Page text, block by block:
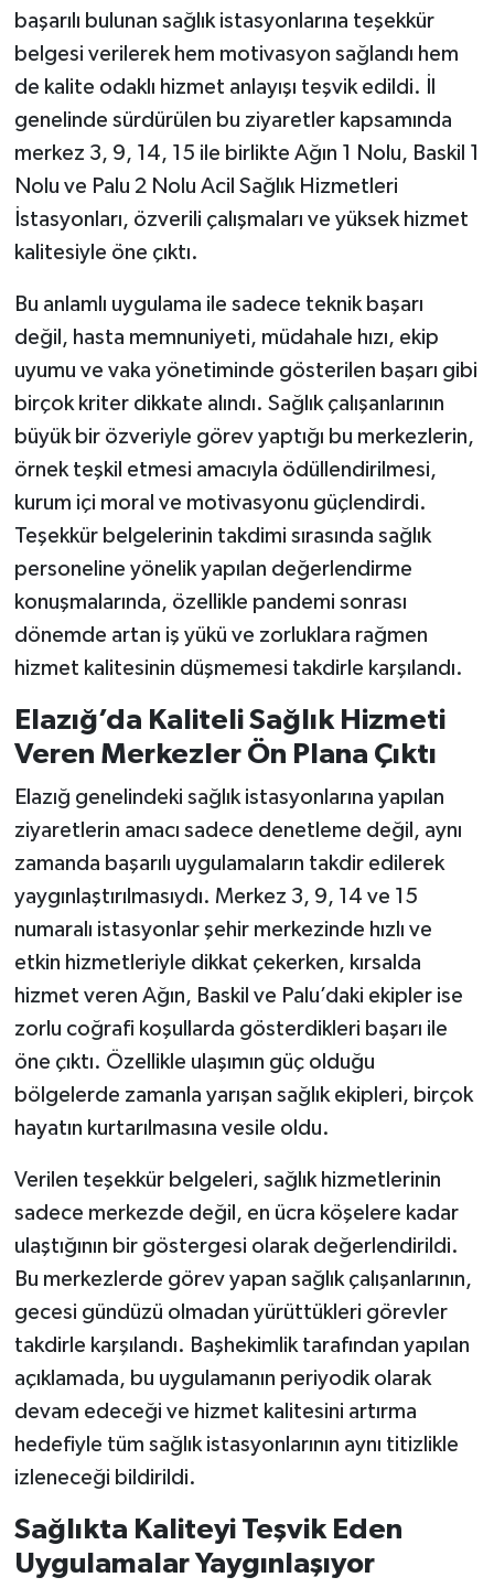
başarılı bulunan sağlık istasyonlarına teşekkür
belgesi verilerek hem motivasyon sağlandı hem
de kalite odaklı hizmet anlayışı teşvik edildi. İl
genelinde sürdürülen bu ziyaretler kapsamında
merkez 3, 9, 14, 15 ile birlikte Ağın 1 Nolu, Baskil 1
Nolu ve Palu 2 Nolu Acil Sağlık Hizmetleri
İstasyonları, özverili çalışmaları ve yüksek hizmet
kalitesiyle öne çıktı.
Bu anlamlı uygulama ile sadece teknik başarı
değil, hasta memnuniyeti, müdahale hızı, ekip
uyumu ve vaka yönetiminde gösterilen başarı gibi
birçok kriter dikkate alındı. Sağlık çalışanlarının
büyük bir özveriyle görev yaptığı bu merkezlerin,
örnek teşkil etmesi amacıyla ödüllendirilmesi,
kurum içi moral ve motivasyonu güçlendirdi.
Teşekkür belgelerinin takdimi sırasında sağlık
personeline yönelik yapılan değerlendirme
konuşmalarında, özellikle pandemi sonrası
dönemde artan iş yükü ve zorluklara rağmen
hizmet kalitesinin düşmemesi takdirle karşılandı.
Elazığ’da Kaliteli Sağlık Hizmeti
Veren Merkezler Ön Plana Çıktı
Elazığ genelindeki sağlık istasyonlarına yapılan
ziyaretlerin amacı sadece denetleme değil, aynı
zamanda başarılı uygulamaların takdir edilerek
yaygınlaştırılmasıydı. Merkez 3, 9, 14 ve 15
numaralı istasyonlar şehir merkezinde hızlı ve
etkin hizmetleriyle dikkat çekerken, kırsalda
hizmet veren Ağın, Baskil ve Palu’daki ekipler ise
zorlu coğrafi koşullarda gösterdikleri başarı ile
öne çıktı. Özellikle ulaşımın güç olduğu
bölgelerde zamanla yarışan sağlık ekipleri, birçok
hayatın kurtarılmasına vesile oldu.
Verilen teşekkür belgeleri, sağlık hizmetlerinin
sadece merkezde değil, en ücra köşelere kadar
ulaştığının bir göstergesi olarak değerlendirildi.
Bu merkezlerde görev yapan sağlık çalışanlarının,
gecesi gündüzü olmadan yürüttükleri görevler
takdirle karşılandı. Başhekimlik tarafından yapılan
açıklamada, bu uygulamanın periyodik olarak
devam edeceği ve hizmet kalitesini artırma
hedefiyle tüm sağlık istasyonlarının aynı titizlikle
izleneceği bildirildi.
Sağlıkta Kaliteyi Teşvik Eden
Uygulamalar Yaygınlaşıyor